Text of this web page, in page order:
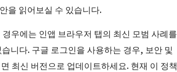
을 읽어보실 수 있습니다.
우에는 인앱 브라우저 탭의 최신 모범 사례를
니다. 구글 로그인을 사용하는 경우, 보안 및
최신 버전으로 업데이트하세요. 현재 이 정책